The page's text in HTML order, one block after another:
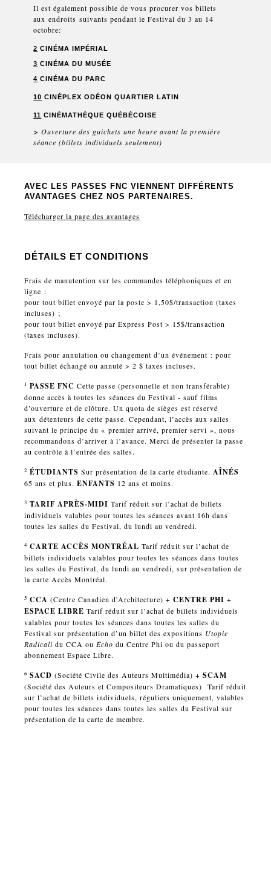
Il est également possible de vous procurer vos billets
aux endroits suivants pendant le Festival du 3 au 14
octobre:
2 CINÉMA IMPÉRIAL
3 CINÉMA DU MUSÉE
4 CINÉMA DU PARC
10 CINÉPLEX ODÉON QUARTIER LATIN
11 CINÉMATHÈQUE QUÉBÉCOISE
> Ouverture des guichets une heure avant la première
séance (billets individuels seulement)
AVEC LES PASSES FNC VIENNENT DIFFÉRENTS
AVANTAGES CHEZ NOS PARTENAIRES.
Télécharger la page des avantages
DÉTAILS ET CONDITIONS
Frais de manutention sur les commandes téléphoniques et en
ligne :
pour tout billet envoyé par la poste > 1,50$/transaction (taxes
incluses) ;
pour tout billet envoyé par Express Post > 15$/transaction
(taxes incluses).
Frais pour annulation ou changement d’un événement : pour
tout billet échangé ou annulé > 2 $ taxes incluses.
1PASSE FNC Cette passe (personnelle et non transférable)
donne accès à toutes les séances du Festival - sauf films
d’ouverture et de clôture. Un quota de sièges est réservé
aux détenteurs de cette passe. Cependant, l’accès aux salles
suivant le principe du « premier arrivé, premier servi », nous
recommandons d’arriver à l’avance. Merci de présenter la passe
au contrôle à l’entrée des salles.
2ÉTUDIANTS Sur présentation de la carte étudiante. AÎNÉS
65 ans et plus.ENFANTS 12 ans et moins.
3TARIF APRÈS-MIDI Tarif réduit sur l’achat de billets
individuels valables pour toutes les séances avant 16h dans
toutes les salles du Festival, du lundi au vendredi.
4CARTE ACCÈS MONTRÉAL Tarif réduit sur l’achat de
billets individuels valables pour toutes les séances dans toutes
les salles du Festival, du lundi au vendredi, sur présentation de
la carte Accès Montréal.
5CCA(Centre Canadien d'Architecture) + CENTRE PHI +
ESPACE LIBRE Tarif réduit sur l’achat de billets individuels
valables pour toutes les séances dans toutes les salles du
Festival sur présentation d’un billet des expositions Utopie
Radicali du CCA ou Écho du Centre Phi ou du passeport
abonnement Espace Libre.
6SACD (Société Civile des Auteurs Multimédia) + SCAM
(Société des Auteurs et Compositeurs Dramatiques) Tarif réduit
sur l’achat de billets individuels, réguliers uniquement, valables
pour toutes les séances dans toutes les salles du Festival sur
présentation de la carte de membre.